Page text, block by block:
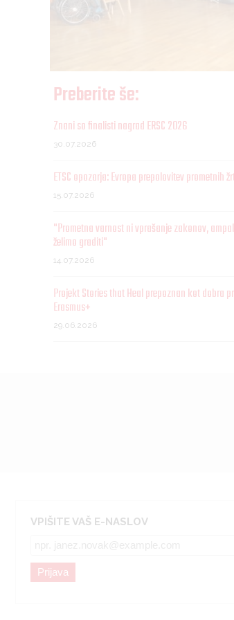
Preberite še:
Znani so finalisti nagrad ERSC 2026
30.07.2026
ETSC opozarja: Evropa prepolovitev prometnih
15.07.2026
"Prometna varnost ni vprašanje zakonov,
želimo graditi"
14.07.2026
Projekt Stories that Heal prepoznan kot dobra
Erasmus+
29.06.2026
VPIŠITE VAŠ E-NASLOV
Prijava